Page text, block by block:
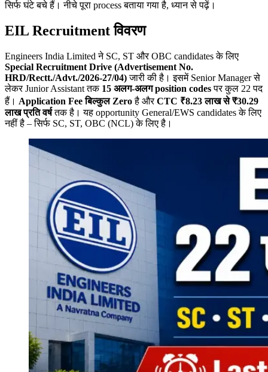
सिर्फ घंटे बचे हैं। नीचे पूरा process बताया गया है, ध्यान से पढ़ें।
EIL Recruitment विवरण
Engineers India Limited ने SC, ST और OBC candidates के लिए
Special Recruitment Drive (Advertisement No.
HRD/Rectt./Advt./2026-27/04)जारी की है। इसमें Senior Manager से
लेकर Junior Assistant तक 15 अलग-अलग position codesपर कुल 22 पद
हैं। Application Feeबिल्कुल Zeroहै औरCTC ₹8.23लाख से ₹30.29
लाख प्रति वर्षतक है। यह opportunity General/EWS candidates के लिए
नहीं है – सिर्फ SC, ST, OBC (NCL) के लिए है।